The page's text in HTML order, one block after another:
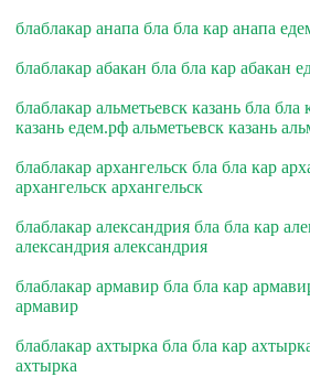
блаблакар анапа бла бла кар анапа
блаблакар абакан бла бла кар абакан
блаблакар альметьевск казань бла бла
казань едем.рф альметьевск казань
блаблакар архангельск бла бла кар
архангельск архангельск
блаблакар александрия бла бла кар
александрия александрия
блаблакар армавир бла бла кар
армавир
блаблакар ахтырка бла бла кар
ахтырка